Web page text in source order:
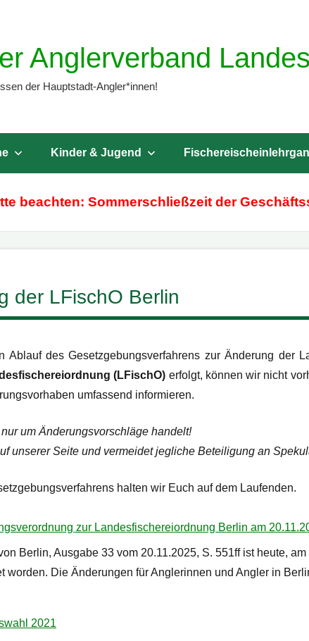
Anglerverband
der Hauptstadt-Angler*innen!
Kinder & Jugend
beachten: Sommerschließzeit der
der LFischO Berlin
Ablauf des Gesetzgebungsverfahrens zur Änderung der
(LFischO) erfolgt, können wir nicht
umfassend informieren.
um Änderungsvorschläge handelt!
unserer Seite und vermeidet jegliche Beteiligung an
halten wir Euch auf dem Laufenden.
zur Landesfischereiordnung Berlin am
Berlin, Ausgabe 33 vom 20.11.2025, S. 551ff ist heute,
worden. Die Änderungen für Anglerinnen und Angler in
2021